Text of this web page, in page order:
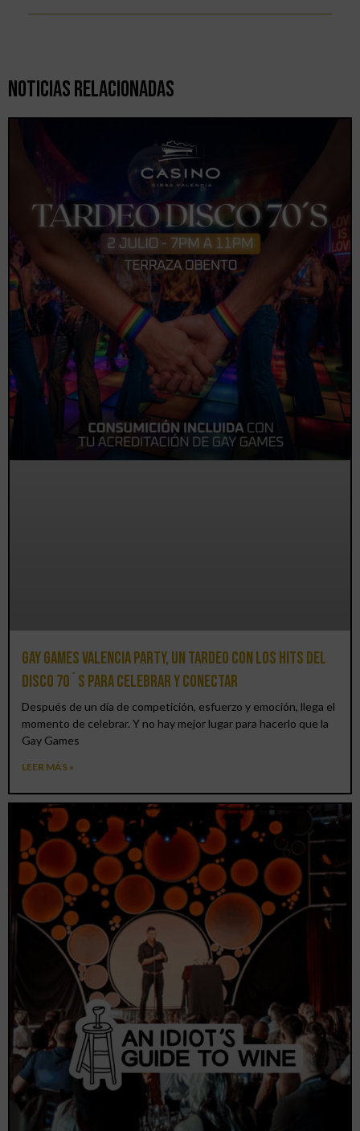
Noticias Relacionadas
Gay Games Valencia Party, un tardeo con los hits del
DISCO 70´S para celebrar y conectar
Después de un día de competición, esfuerzo y emoción, llega el
momento de celebrar. Y no hay mejor lugar para hacerlo que la
Gay Games
LEER MÁS »